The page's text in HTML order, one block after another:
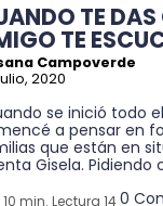
TE DAS
TE
Campoverde
2020
se inició todo
a pensar en
que están en
Gisela. Pidiendo
10 min. Lectura 140